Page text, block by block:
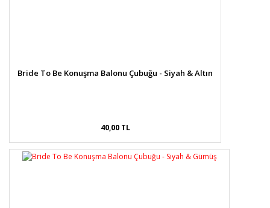
Bride To Be Konuşma Balonu Çubuğu - Siyah & Altın
40,00 TL